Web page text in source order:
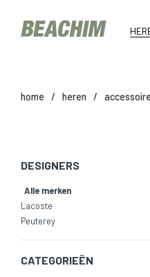
home / heren /
DESIGNERS
Alle merken
Lacoste
Peuterey
CATEGORIEËN